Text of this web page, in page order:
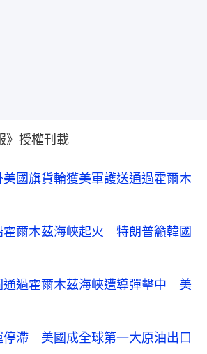
》授權刊載
國旗貨輪獲美軍護送通過霍爾木
霍爾木茲海峽起火 特朗普籲韓國
通過霍爾木茲海峽遭導彈擊中 美
停滯 美國成全球第一大原油出口